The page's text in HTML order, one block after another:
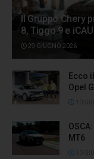
Il Gruppo Chery
8, Tiggo 9 e
29 GIUGNO 2026
Ecco
Opel
MT6